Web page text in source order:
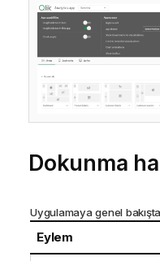
Dokunma
Uygulamaya genel
Eylem